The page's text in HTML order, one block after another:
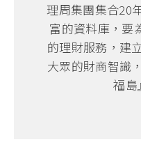
理周集團集合20
富的資料庫，要
的理財服務，建
大眾的財商智識
福島